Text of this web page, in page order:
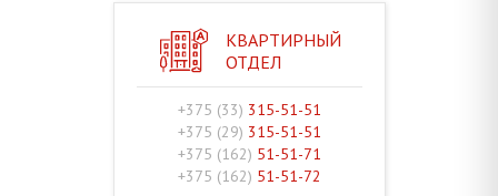
КВАРТИРНЫЙ
ОТДЕЛ
+375 (33) 315-51-51
+375 (29) 315-51-51
+375 (162) 51-51-71
+375 (162) 51-51-72